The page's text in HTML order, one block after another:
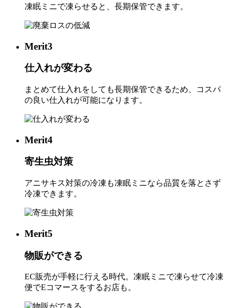
凍眠ミニで凍らせると、長期保管できます。
Merit3
仕入れが変わる
まとめて仕入れをしても長期保管できるため、コスパ
の良い仕入れが可能になります。
Merit4
寄生虫対策
アニサキス対策の冷凍も凍眠ミニなら品質を落とさず
冷凍できます。
Merit5
物販ができる
EC販売が手軽に行える時代。凍眠ミニで凍らせて冷凍
便でEコマースをするお店も。